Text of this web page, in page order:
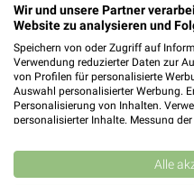
weekli -
Alle REWE Angebote immer
weekli App
✔Standortgenaue
✔Folge deinem
✔Einkaufsliste -
Wir und unsere Partner
Website zu analysieren und
Speichern von oder Zugriff auf
Verwendung reduzierter Daten zur
von Profilen für personalisierte
Auswahl personalisierter Werbung.
Personalisierung von Inhalten.
personalisierter Inhalte. Messung
Kombinationen von Daten aus
Verbesserung der Angebote.
von Inhalten.
Alle